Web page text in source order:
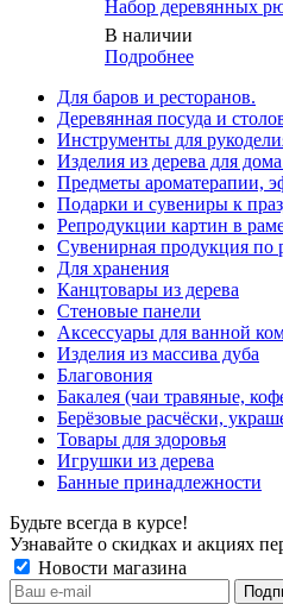
Набор деревянных
В наличии
Подробнее
Для баров и ресторанов.
Деревянная посуда и
Инструменты для
Изделия из дерева для
Предметы ароматерапии,
Подарки и сувениры к
Репродукции картин в
Сувенирная продукция по
Для хранения
Канцтовары из дерева
Стеновые панели
Аксессуары для ванной
Изделия из массива дуба
Благовония
Бакалея (чаи травяные,
Берёзовые расчёски,
Товары для здоровья
Игрушки из дерева
Банные принадлежности
Будьте всегда в курсе!
Узнавайте о скидках и акциях
Новости магазина